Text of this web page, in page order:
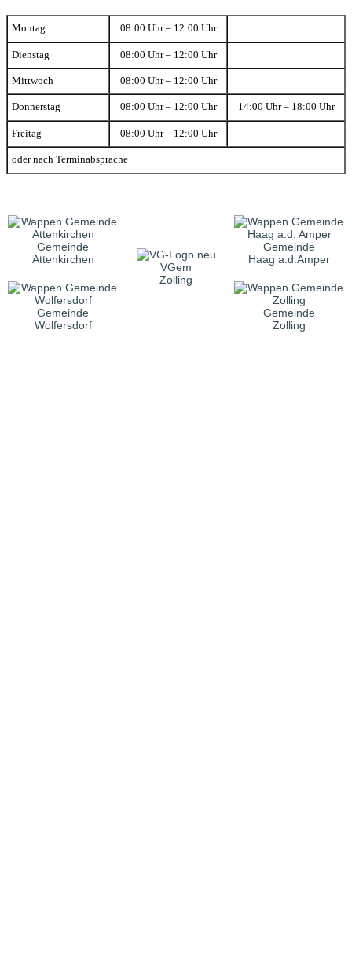
Montag 08:00 Uhr – 12:00 Uhr
Dienstag 08:00 Uhr – 12:00 Uhr
Mittwoch 08:00 Uhr – 12:00 Uhr
Donnerstag 08:00 Uhr – 12:00 Uhr 14:00 Uhr – 18:00 Uhr
Freitag 08:00 Uhr – 12:00 Uhr
oder nach Terminabsprache
Gemeinde
Attenkirchen
VGem
Zolling
Gemeinde
Haag a.d.Amper
Gemeinde
Wolfersdorf
Gemeinde
Zolling